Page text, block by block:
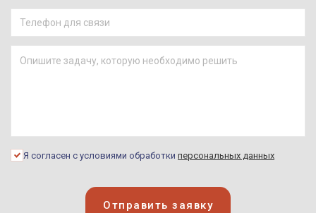
Я согласен с условиями обработки персональных данных
Отправить заявку